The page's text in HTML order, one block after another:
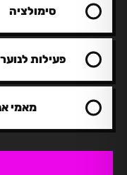
סימולציה
פעילות לנוער
מאמי